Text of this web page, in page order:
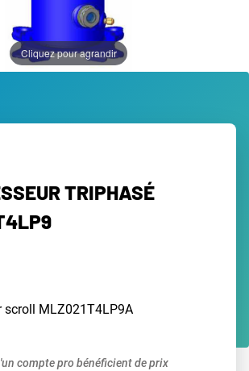
Cliquez pour agrandir
TRIPHASÉ
scroll MLZ021T4LP9A
compte pro bénéficient de prix